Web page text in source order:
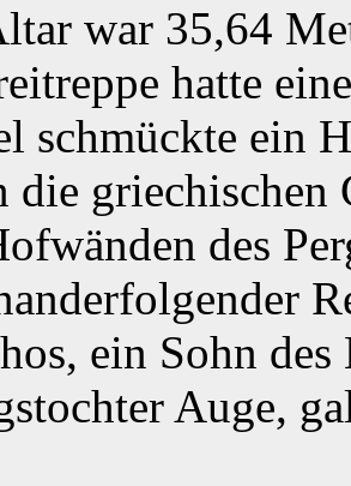
war 35,64
hatte
schmückte ein
die
des
ein Sohn
Auge,